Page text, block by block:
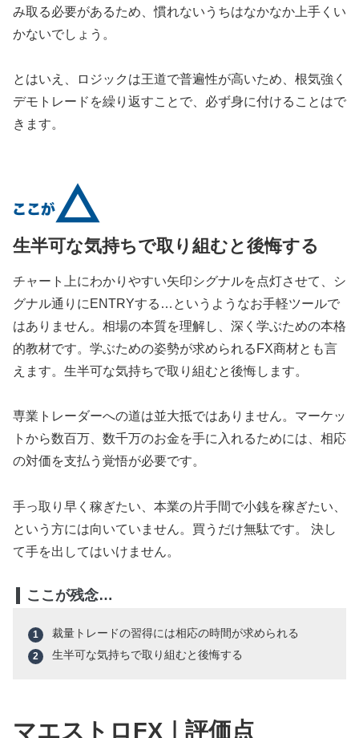
み取る必要があるため、慣れないうちはなかなか上手くい
かないでしょう。
とはいえ、ロジックは王道で普遍性が高いため、根気強く
デモトレードを繰り返すことで、必ず身に付けることはで
きます。
生半可な気持ちで取り組むと後悔する
チャート上にわかりやすい矢印シグナルを点灯させて、シ
グナル通りにENTRYする…というようなお手軽ツールで
はありません。相場の本質を理解し、深く学ぶための本格
的教材です。学ぶための姿勢が求められるFX商材とも言
えます。生半可な気持ちで取り組むと後悔します。
専業トレーダーへの道は並大抵ではありません。マーケッ
トから数百万、数千万のお金を手に入れるためには、相応
の対価を支払う覚悟が必要です。
手っ取り早く稼ぎたい、本業の片手間で小銭を稼ぎたい、
という方には向いていません。買うだけ無駄です。 決し
て手を出してはいけません。
ここが残念…
裁量トレードの習得には相応の時間が求められる
生半可な気持ちで取り組むと後悔する
マエストロFX｜評価点